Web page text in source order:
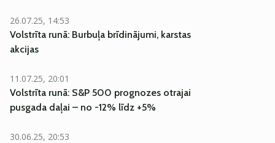
26.07.25, 14:53
Volstrīta runā: Burbuļa brīdinājumi, karstas
akcijas
11.07.25, 20:01
Volstrīta runā: S&P 500 prognozes otrajai
pusgada daļai – no -12% līdz +5%
30.06.25, 20:53